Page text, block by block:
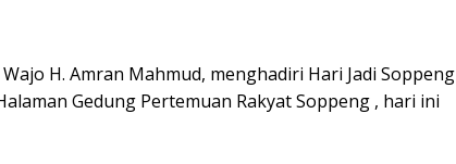
H. Amran Mahmud, menghadiri Hari Jadi Soppeng
Gedung Pertemuan Rakyat Soppeng , hari ini